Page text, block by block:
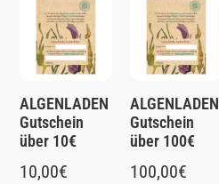
ALGENLADEN
Gutschein
über 10€
10,00€
ALGENLADEN
Gutschein
über 100€
100,00€